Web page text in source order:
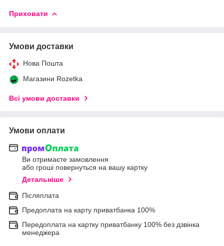
Приховати
Умови доставки
Нова Пошта
Магазини Rozetka
Всі умови доставки
Умови оплати
Ви отримаєте замовлення
або гроші повернуться на вашу картку
Детальніше
Післяплата
Предоплата на карту приватбанка 100%
Передоплата на картку приватбанку 100% без дзвінка
менеджера